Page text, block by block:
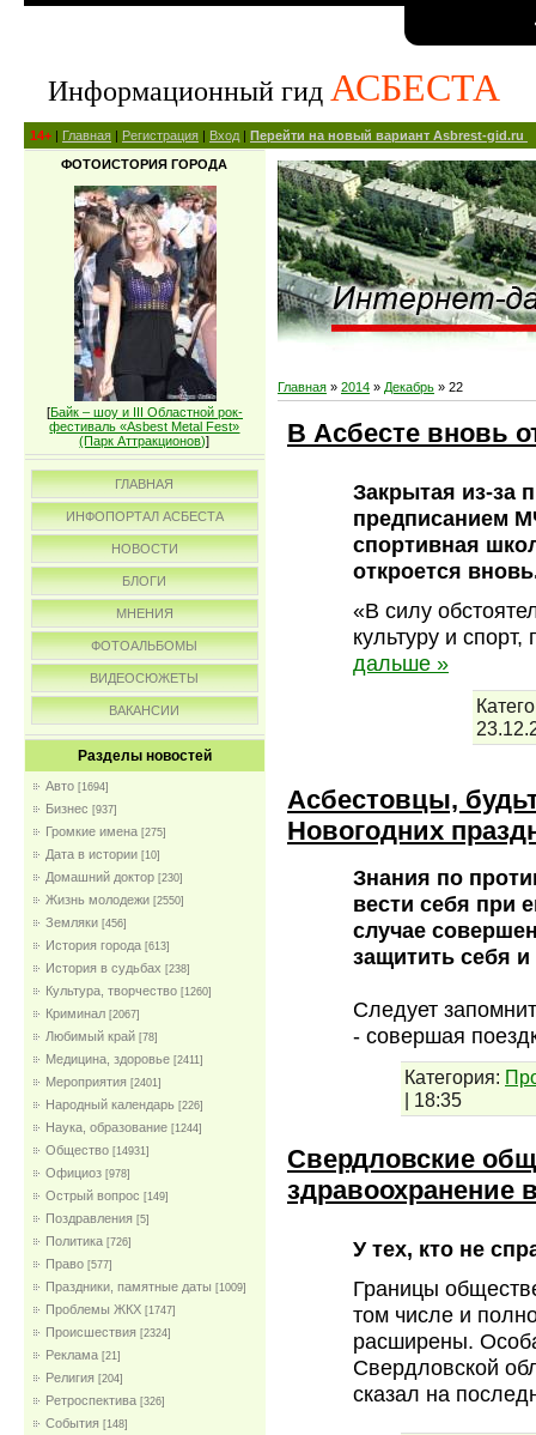
Информационный гид АСБЕСТА
14+ | Главная | Регистрация | Вход | Перейти на новый вариант Asbrest-gid.ru
ФОТОИСТОРИЯ ГОРОДА
[Байк – шоу и III Областной рок-
фестиваль «Asbest Metal Fest»
(Парк Аттракционов)]
ГЛАВНАЯ
ИНФОПОРТАЛ АСБЕСТА
НОВОСТИ
БЛОГИ
МНЕНИЯ
ФОТОАЛЬБОМЫ
ВИДЕОСЮЖЕТЫ
ВАКАНСИИ
Разделы новостей
Авто [1694]
Бизнес [937]
Громкие имена [275]
Дата в истории [10]
Домашний доктор [230]
Жизнь молодежи [2550]
Земляки [456]
История города [613]
История в судьбах [238]
Культура, творчество [1260]
Криминал [2067]
Любимый край [78]
Медицина, здоровье [2411]
Мероприятия [2401]
Народный календарь [226]
Наука, образование [1244]
Общество [14931]
Официоз [978]
Острый вопрос [149]
Поздравления [5]
Политика [726]
Право [577]
Праздники, памятные даты [1009]
Проблемы ЖКХ [1747]
Проиcшествия [2324]
Реклама [21]
Религия [204]
Ретроспектива [326]
События [148]
Главная » 2014 » Декабрь » 22
В Асбесте вновь
Закрытая из-за
предписанием
спортивная
откроется
«В силу
культуру и
дальше »
Асбестовцы,
Новогодних
Знания по
вести себя при
случае
защитить себя
Следует
- совершая
Категория:
| 18:35
Свердловские
здравоохранение
У тех, кто не
Границы
том числе и
расширены.
Свердловской
сказал на